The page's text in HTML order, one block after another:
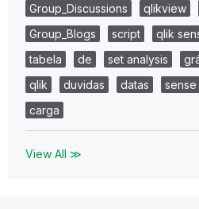
Group_Discussions qlikview
Group_Blogs
script qlik
tabela
de set analysis
qlik
duvidas datas sense
carga
View All ≫